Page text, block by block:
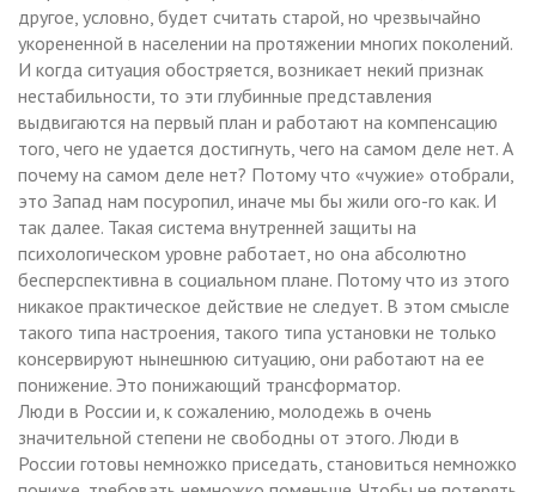
другое, условно, будет считать старой, но чрезвычайно
укорененной в населении на протяжении многих поколений.
И когда ситуация обостряется, возникает некий признак
нестабильности, то эти глубинные представления
выдвигаются на первый план и работают на компенсацию
того, чего не удается достигнуть, чего на самом деле нет. А
почему на самом деле нет? Потому что «чужие» отобрали,
это Запад нам посуропил, иначе мы бы жили ого-го как. И
так далее. Такая система внутренней защиты на
психологическом уровне работает, но она абсолютно
бесперспективна в социальном плане. Потому что из этого
никакое практическое действие не следует. В этом смысле
такого типа настроения, такого типа установки не только
консервируют нынешнюю ситуацию, они работают на ее
понижение. Это понижающий трансформатор.
Люди в России и, к сожалению, молодежь в очень
значительной степени не свободны от этого. Люди в
России готовы немножко приседать, становиться немножко